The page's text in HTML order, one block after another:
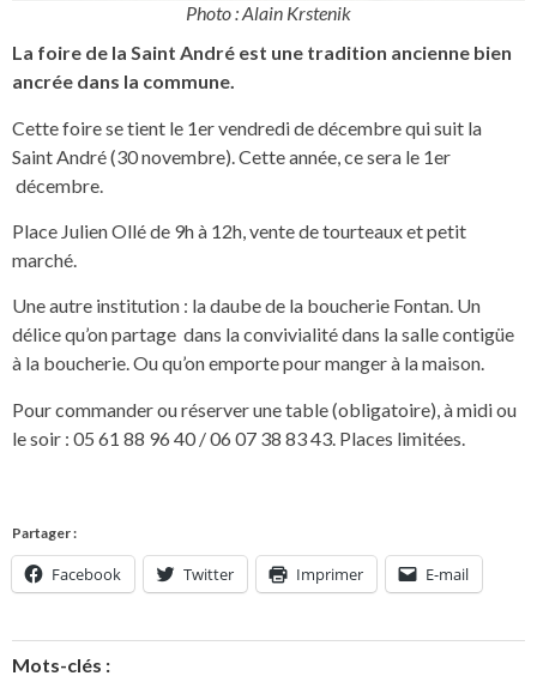
Photo : Alain Krstenik
La foire de la Saint André est une tradition ancienne bien
ancrée dans la commune.
Cette foire se tient le 1er vendredi de décembre qui suit la
Saint André (30 novembre). Cette année, ce sera le 1er
décembre.
Place Julien Ollé de 9h à 12h, vente de tourteaux et petit
marché.
Une autre institution : la daube de la boucherie Fontan. Un
délice qu’on partage dans la convivialité dans la salle contigüe
à la boucherie. Ou qu’on emporte pour manger à la maison.
Pour commander ou réserver une table (obligatoire), à midi ou
le soir : 05 61 88 96 40 / 06 07 38 83 43. Places limitées.
Partager :
Facebook Twitter Imprimer E-mail
Mots-clés :